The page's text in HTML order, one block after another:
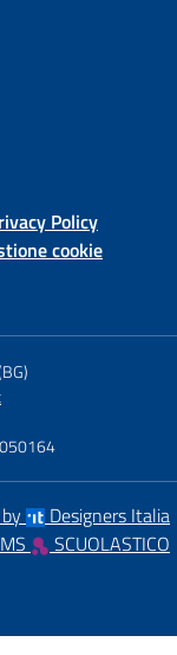
Policy
cookie
Designers Italia
SCUOLASTICO